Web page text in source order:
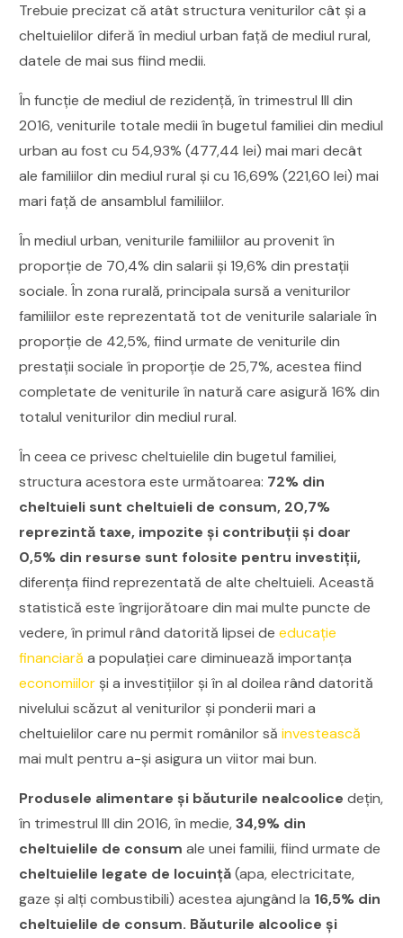
Trebuie precizat că atât structura veniturilor cât și a
cheltuielilor diferă în mediul urban față de mediul rural,
datele de mai sus fiind medii.
În funcţie de mediul de rezidenţă, în trimestrul III din
2016, veniturile totale medii în bugetul familiei din mediul
urban au fost cu 54,93% (477,44 lei) mai mari decât
ale familiilor din mediul rural şi cu 16,69% (221,60 lei) mai
mari faţă de ansamblul familiilor.
În mediul urban, veniturile familiilor au provenit în
proporţie de 70,4% din salarii și 19,6% din prestaţii
sociale. În zona rurală, principala sursă a veniturilor
familiilor este reprezentată tot de veniturile salariale în
proporție de 42,5%, fiind urmate de veniturile din
prestații sociale în proporție de 25,7%, acestea fiind
completate de veniturile în natură care asigură 16% din
totalul veniturilor din mediul rural.
În ceea ce privesc cheltuielile din bugetul familiei,
structura acestora este următoarea: 72% din
cheltuieli sunt cheltuieli de consum, 20,7%
reprezintă taxe, impozite și contribuții și doar
0,5% din resurse sunt folosite pentru investiții,
diferența fiind reprezentată de alte cheltuieli. Această
statistică este îngrijorătoare din mai multe puncte de
vedere, în primul rând datorită lipsei deeducație
financiară a populației care diminuează importanța
economiilor și a investițiilor și în al doilea rând datorită
nivelului scăzut al veniturilor și ponderii mari a
cheltuielilor care nu permit românilor săinvestească
mai mult pentru a-și asigura un viitor mai bun.
Produsele alimentare şi băuturile nealcoolice dețin,
în trimestrul III din 2016, în medie,34,9% din
cheltuielile de consum ale unei familii, fiind urmate de
cheltuielile legate de locuință(apa, electricitate,
gaze și alți combustibili) acestea ajungând la 16,5% din
cheltuielile de consum. Băuturile alcoolice și